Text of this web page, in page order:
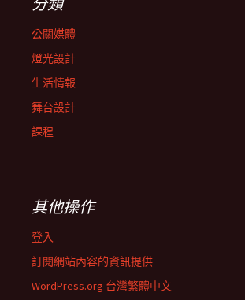
公關媒體
燈光設計
生活情報
舞台設計
課程
其他操作
登入
訂閱網站內容的資訊提供
WordPress.org 台灣繁體中文